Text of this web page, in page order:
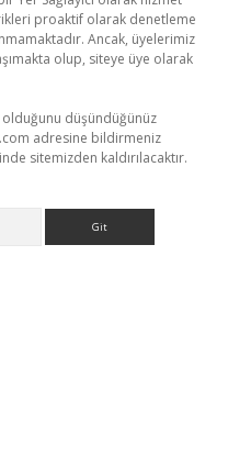
proaktif olarak denetleme
Ancak, üyelerimiz
olup, siteye üye olarak
olduğunu düşündüğünüz
adresine bildirmeniz
sitemizden kaldırılacaktır.